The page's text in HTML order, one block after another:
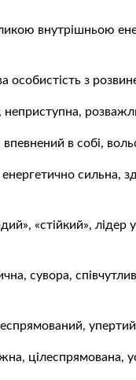
внутрішньою
особистість з
в собі,
сильна,
«стійкий», лідер
сувора,
упертий
цілеспрямована,